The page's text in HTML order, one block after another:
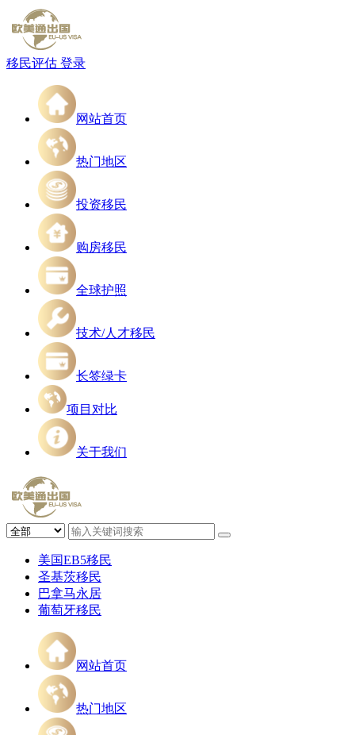
移民评估 登录
网站首页
热门地区
投资移民
购房移民
全球护照
技术/人才移民
长签绿卡
项目对比
关于我们
美国EB5移民
圣基茨移民
巴拿马永居
葡萄牙移民
网站首页
热门地区